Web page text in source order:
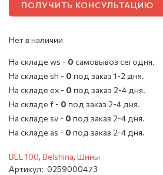
ПОЛУЧИТЬ КОНСУЛЬТАЦИЮ
Нет в наличии
На складе ws - 0 cамовывоз сегодня.
На складе sh - 0 под заказ 1-2 дня.
На складе ex - 0 под заказ 2-4 дня.
На складе f - 0 под заказ 2-4 дня.
На складе sv - 0 под заказ 2-4 дня.
На складе as - 0 под заказ 2-4 дня.
BEL 100, Belshina, Шины
Артикул: 0259000473